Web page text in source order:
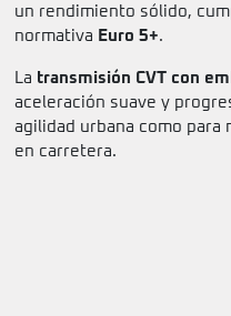
un rendimiento sólido,
normativa Euro 5+.
La transmisión CVT con
aceleración suave y
agilidad urbana como para
en carretera.